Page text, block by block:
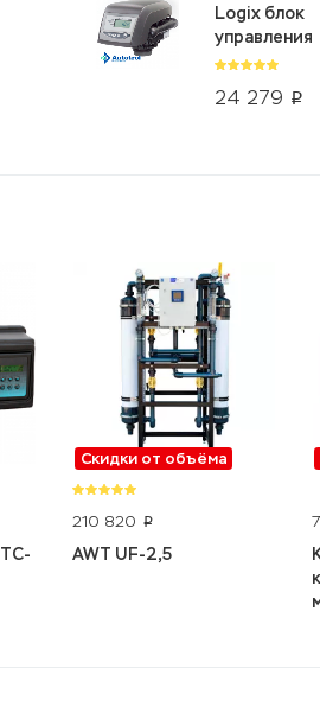
24 279 p
Logix блок
управления
Скидки от объёма
210 820 p
AWT UF-2,5